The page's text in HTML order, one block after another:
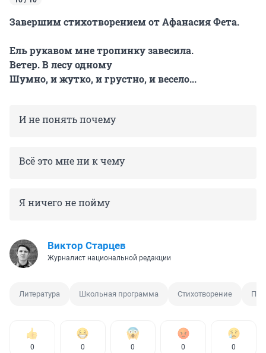
Завершим стихотворением от Афанасия Фета.
Ель рукавом мне тропинку завесила.
Ветер. В лесу одному
Шумно, и жутко, и грустно, и весело...
И не понять почему
Всё это мне ни к чему
Я ничего не пойму
Виктор Старцев
Журналист национальной редакции
Литература Школьная программа Стихотворение
0 0 0 0 0